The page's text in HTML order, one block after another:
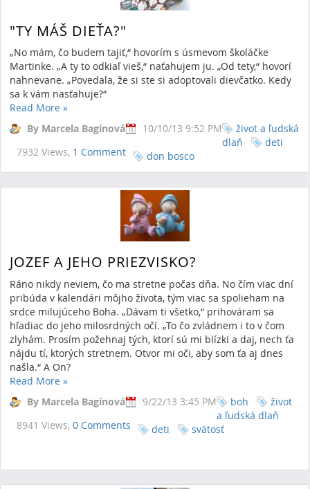
"TY MÁŠ DIEŤA?"
„No mám, čo budem tajiť,“ hovorím s úsmevom školáčke
Martinke. „A ty to odkiaľ vieš,“ naťahujem ju. „Od tety,“ hovorí
nahnevane. „Povedala, že si ste si adoptovali dievčatko. Kedy
sa k vám nasťahuje?“
Read More »
By Marcela Bagínová
10/10/13 9:52 PM
7932 Views, 1 Comment
život a ľudská
dlaň
deti
don bosco
JOZEF A JEHO PRIEZVISKO?
Ráno nikdy neviem, čo ma stretne počas dňa. No čím viac dní
pribúda v kalendári môjho života, tým viac sa spolieham na
srdce milujúceho Boha. „Dávam ti všetko,“ prihováram sa
hľadiac do jeho milosrdných očí. „To čo zvládnem i to v čom
zlyhám. Prosím požehnaj tých, ktorí sú mi blízki a daj, nech ťa
nájdu tí, ktorých stretnem. Otvor mi oči, aby som ťa aj dnes
našla.“ A On?
Read More »
By Marcela Bagínová
9/22/13 3:45 PM
8941 Views, 0 Comments
boh
život
a ľudská dlaň
deti
svätosť